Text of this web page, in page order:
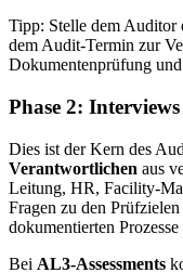
Tipp: Stelle dem Auditor
dem Audit-Termin zur
Dokumentenprüfung
Phase 2:
Dies ist der Kern des
Verantwortlichen aus
Leitung, HR, Facility-
Fragen zu den
dokumentierten
Bei AL3-Assessments